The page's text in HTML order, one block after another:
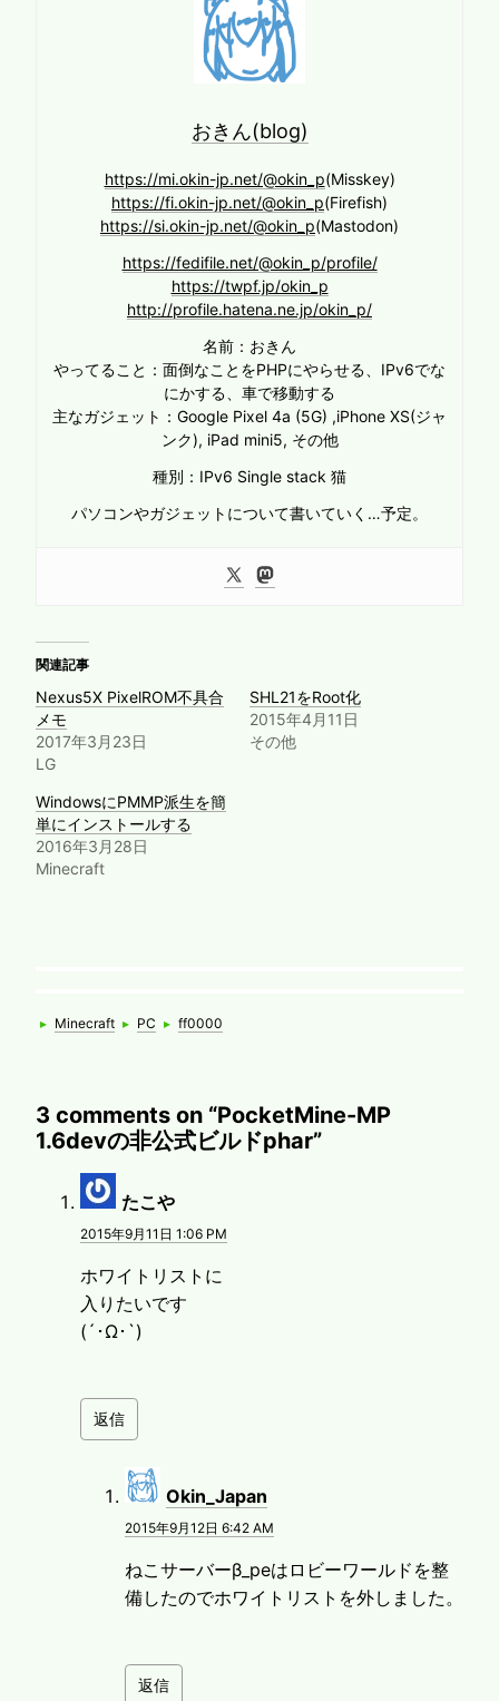
おきん(blog)
https://mi.okin-jp.net/@okin_p(Misskey)
https://fi.okin-jp.net/@okin_p(Firefish)
https://si.okin-jp.net/@okin_p(Mastodon)
https://fedifile.net/@okin_p/profile/
https://twpf.jp/okin_p
http://profile.hatena.ne.jp/okin_p/
名前：おきん
やってること：面倒なことをPHPにやらせる、IPv6でな
にかする、車で移動する
主なガジェット：Google Pixel 4a (5G) ,iPhone XS(ジャ
ンク), iPad mini5, その他
種別：IPv6 Single stack 猫
パソコンやガジェットについて書いていく…予定。
関連記事
Nexus5X PixelROM不具合
メモ
2017年3月23日
LG
SHL21をRoot化
2015年4月11日
その他
WindowsにPMMP派生を簡
単にインストールする
2016年3月28日
Minecraft
Categories
▸ Minecraft ▸ PC Tags
▸ ff0000
3 comments on “PocketMine-MP
1.6devの非公式ビルドphar”
たこや
2015年9月11日 1:06 PM
ホワイトリストに
入りたいです
(´･Ω･`)
返信
Okin_Japan
2015年9月12日 6:42 AM
ねこサーバーβ_peはロビーワールドを整
備したのでホワイトリストを外しました。
返信